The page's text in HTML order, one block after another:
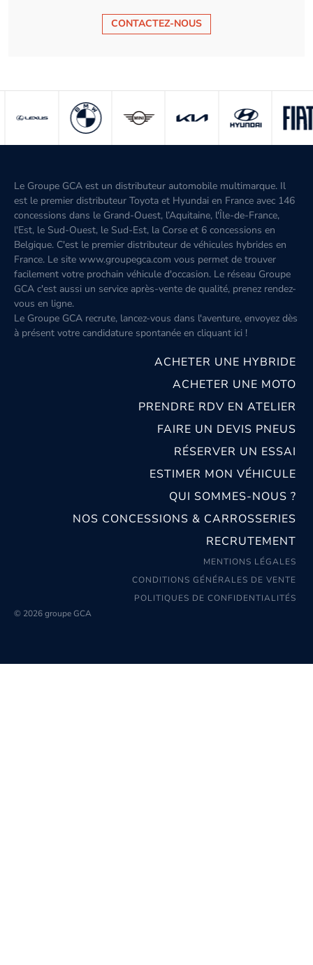
CONTACTEZ-NOUS
Le Groupe GCA est un distributeur automobile multimarque. Il
est le premier distributeur Toyota et Hyundai en France avec 146
concessions dans le Grand-Ouest, l’Aquitaine, l'Île-de-France,
l'Est, le Sud-Ouest, le Sud-Est, la Corse et 6 concessions en
Belgique. C'est le premier distributeur de véhicules hybrides en
France. Le site www.groupegca.com vous permet de trouver
facilement votre prochain véhicule d'occasion. Le réseau Groupe
GCA c'est aussi un service après-vente de qualité, prenez rendez-
vous en ligne.
Le Groupe GCA recrute, lancez-vous dans l'aventure, envoyez dès
à présent votre candidature spontanée en cliquant ici !
ACHETER UNE HYBRIDE
ACHETER UNE MOTO
PRENDRE RDV EN ATELIER
FAIRE UN DEVIS PNEUS
RÉSERVER UN ESSAI
ESTIMER MON VÉHICULE
QUI SOMMES-NOUS ?
NOS CONCESSIONS & CARROSSERIES
RECRUTEMENT
MENTIONS LÉGALES
CONDITIONS GÉNÉRALES DE VENTE
POLITIQUES DE CONFIDENTIALITÉS
© 2026 groupe GCA